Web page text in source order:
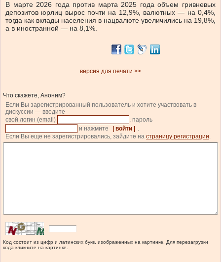
В марте 2026 года против марта 2025 года объем гривневых
депозитов юрлиц вырос почти на 12,9%, валютных — на 0,4%,
тогда как вклады населения в нацвалюте увеличились на 19,8%,
а в иностранной — на 8,1%.
версия для печати >>
Что скажете, Аноним?
Если Вы зарегистрированный пользователь и хотите участвовать в
дискуссии — введите
свой логин (email)
, пароль
и нажмите
| войти |
.
Если Вы еще не зарегистрировались, зайдите на страницу регистрации.
Код состоит из цифр и латинских букв, изображенных на картинке. Для перезагрузки
кода кликните на картинке.